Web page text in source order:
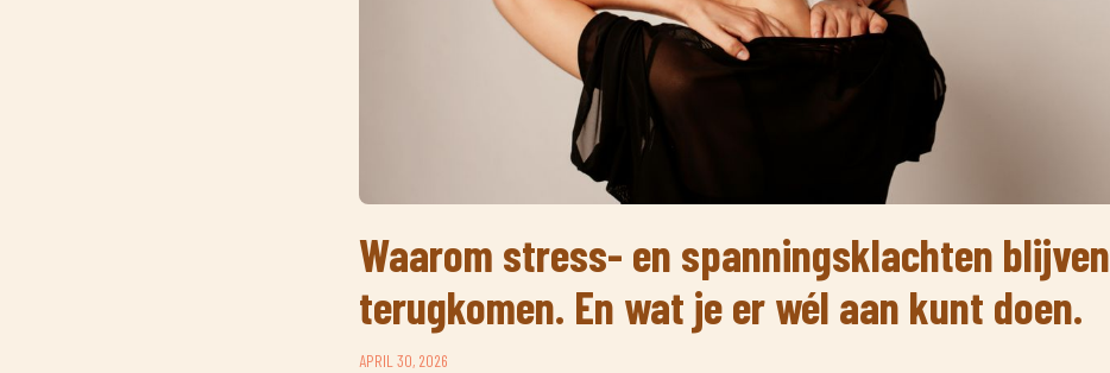
Waarom stress- en spanningsklachten blijven
terugkomen. En wat je er wél aan kunt doen.
APRIL 30, 2026